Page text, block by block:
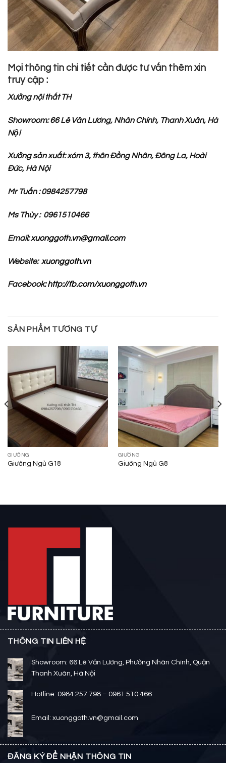
Mọi thông tin chi tiết cần được tư vấn thêm xin
truy cập :
Xưởng nội thất TH
Showroom: 66 Lê Văn Lương, Nhân Chính, Thanh Xuân, Hà
Nội
Xưởng sản xuất: xóm 3, thôn Đồng Nhân, Đông La, Hoài
Đức, Hà Nội
Mr Tuấn : 0984257798
Ms Thùy : 0961510466
Email:xuonggoth.vn@gmail.com
Website: xuonggoth.vn
Facebook:http://fb.com/xuonggoth.vn
SẢN PHẨM TƯƠNG TỰ
GIƯỜNG
Giường Ngủ G18
GIƯỜNG
Giường Ngủ G8
THÔNG TIN LIÊN HỆ
Showroom: 66 Lê Văn Lương, Phường Nhân Chính, Quận
Thanh Xuân, Hà Nội
Hotline: 0984 257 798 – 0961 510 466
Email: xuonggoth.vn@gmail.com
ĐĂNG KÝ ĐỂ NHẬN THÔNG TIN